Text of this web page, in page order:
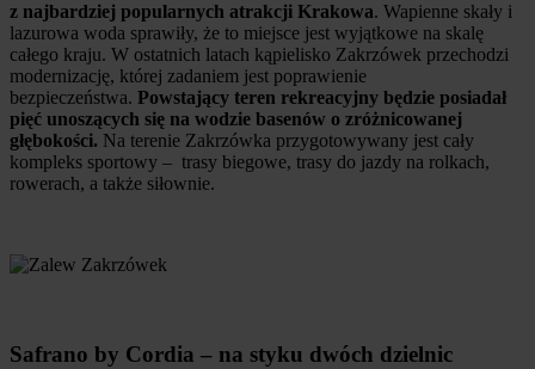
z najbardziej popularnych atrakcji Krakowa. Wapienne skały i
lazurowa woda sprawiły, że to miejsce jest wyjątkowe na skalę
całego kraju. W ostatnich latach kąpielisko Zakrzówek przechodzi
modernizację, której zadaniem jest poprawienie
bezpieczeństwa. Powstający teren rekreacyjny będzie posiadał
pięć unoszących się na wodzie basenów o zróżnicowanej
głębokości. Na terenie Zakrzówka przygotowywany jest cały
kompleks sportowy – trasy biegowe, trasy do jazdy na rolkach,
rowerach, a także siłownie.
Safrano by Cordia – na styku dwóch dzielnic